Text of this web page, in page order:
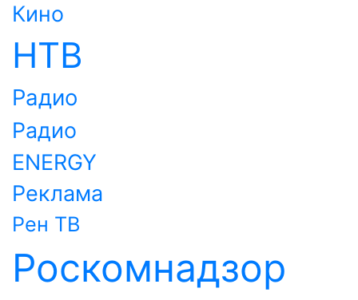
Кино
НТВ
Радио
Радио
ENERGY
Реклама
Рен ТВ
Роскомнадзор